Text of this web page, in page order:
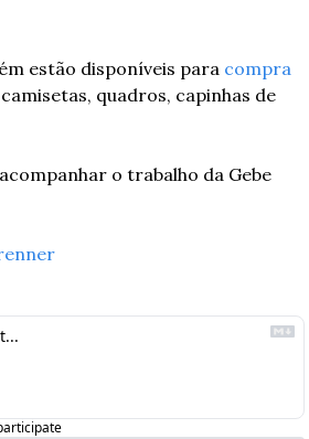
estão disponíveis para compra
quadros, capinhas de
o trabalho da Gebe